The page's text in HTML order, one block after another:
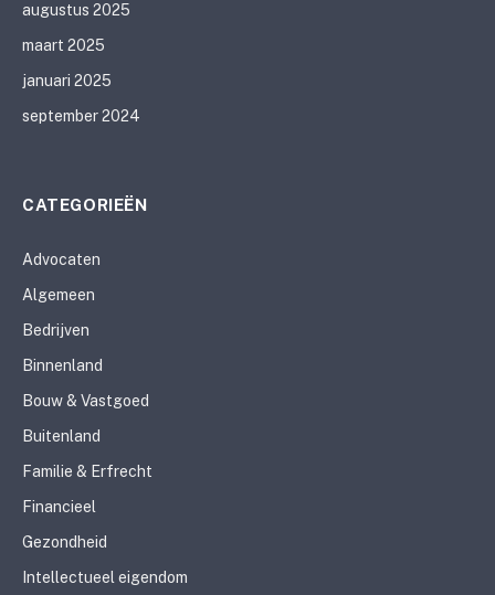
augustus 2025
maart 2025
januari 2025
september 2024
CATEGORIEËN
Advocaten
Algemeen
Bedrijven
Binnenland
Bouw & Vastgoed
Buitenland
Familie & Erfrecht
Financieel
Gezondheid
Intellectueel eigendom